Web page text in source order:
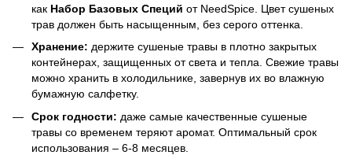
как Набор Базовых Специй от NeedSpice. Цвет сушеных
трав должен быть насыщенным, без серого оттенка.
Хранение: держите сушеные травы в плотно закрытых
контейнерах, защищенных от света и тепла. Свежие травы
можно хранить в холодильнике, завернув их во влажную
бумажную салфетку.
Срок годности: даже самые качественные сушеные
травы со временем теряют аромат. Оптимальный срок
использования – 6-8 месяцев.